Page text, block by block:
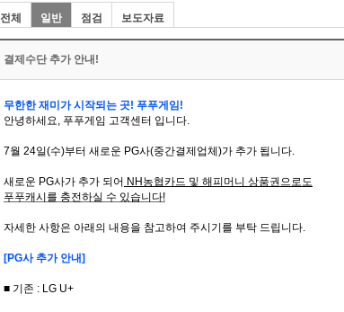
전체 일반 점검 보도자료
결제수단 추가 안내!
무한한 재미가 시작되는 곳! 푸푸게임!
안녕하세요, 푸푸게임 고객센터 입니다.
7월 24일(수)부터 새로운 PG사(중간결제업체)가 추가 됩니다.
새로운 PG사가 추가 되어 NH농협카드 및 해피머니 상품권으로도
푸푸캐시를 충전하실 수 있습니다!
자세한 사항은 아래의 내용을 참고하여 주시기를 부탁 드립니다.
[PG사 추가 안내]
■ 기존 : LG U+